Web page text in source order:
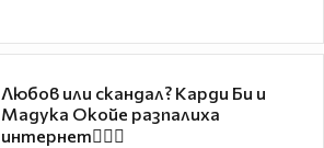
Любов или скандал? Карди Би и
Мадука Окойе разпалиха
интернет❤️‍🔥🔥